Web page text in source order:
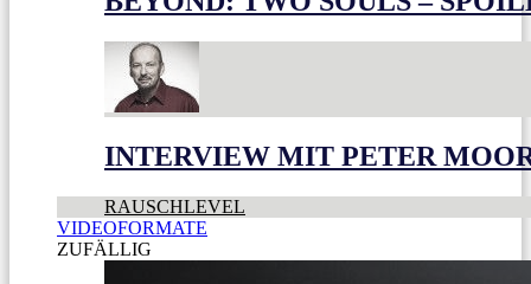
INTERVIEW MIT PETER
RAUSCHLEVEL
VIDEOFORMATE
ZUFÄLLIG